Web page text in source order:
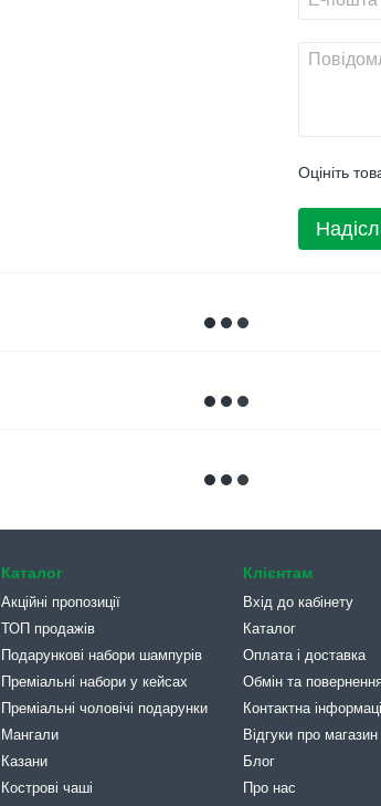
Оцініть
Каталог
Акційні пропозиції
ТОП продажів
Подарункові набори шампурів
Преміальні набори у кейсах
Преміальні чоловічі подарунки
Мангали
Казани
Кострові чаші
Клієнтам
Вхід до кабінету
Каталог
Оплата і доставка
Обмін та
Контактна
Відгуки про магазин
Блог
Про нас